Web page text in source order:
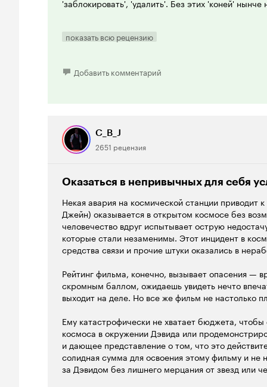
'заблокировать', 'удалить'. Без этих 'коней' нынче
Хорошо, усложним вопрос. А без компьютера?
защитным бастионам. Без телефона,
очевидная 'в привязке'. Так? Согласны? И ведь
каждым. Со всеми. От мала до седых дедов-
Машины-машины-машины. Гаджеты-гаджеты-
Холодильники, пылесосы, микроволновые печи...
совершенствуются, прогресс дрессирует как
двадцать будут потешаться дети? А внуки,
творить? Чем займут себя в обыденности? Не
Картина состоящая из зарисовок 'с натуры'
Каждому из нас автор выговаривает с укором.
из анекдотов, без ума, без сердца, без извилин,
пользуются, и вдруг, нежданно-негаданно
матушку Землю... Электроника - 'поёт романсы'. И
межгаллактической орбите жизнь доверена
Технологии. А что если...
Вот-вот. О том и разговор.
показать всю рецензию
Добавить комментарий
C_B_J
2651 рецензия
Оказаться в непривычных для себя
Некая авария на космической станции приводит
Джейн) оказывается в открытом космосе без
человечество вдруг испытывает острую
которые стали незаменимы. Этот инцидент в
средства связи и прочие штуки оказались в
Рейтинг фильма, конечно, вызывает опасения —
скромным баллом, ожидаешь увидеть нечто
выходит на деле. Но все же фильм не настолько
Ему катастрофически не хватает бюджета,
космоса в окружении Дэвида или
и дающее представление о том, что это
солидная сумма для освоения этому фильму и не
за Дэвидом без лишнего мерцания от звезд или